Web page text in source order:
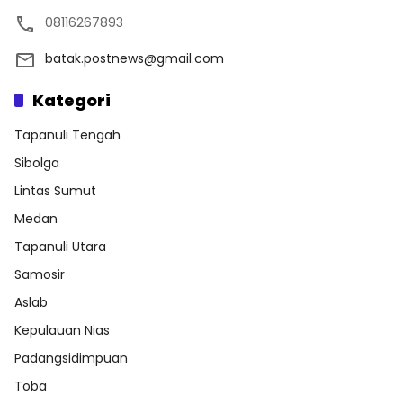
08116267893
batak.postnews@gmail.com
Kategori
Tapanuli Tengah
Sibolga
Lintas Sumut
Medan
Tapanuli Utara
Samosir
Aslab
Kepulauan Nias
Padangsidimpuan
Toba